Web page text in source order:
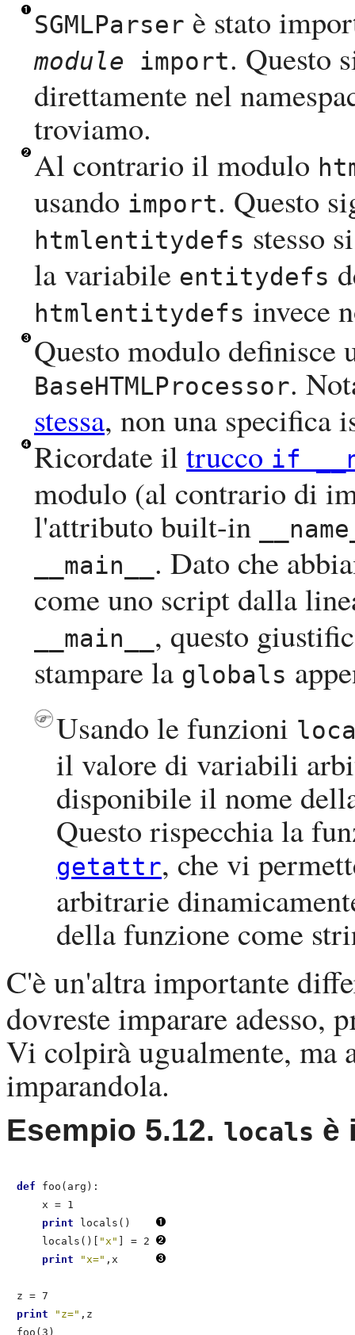
SGMLParser è stato
module import. Questo
direttamente nel
troviamo.
Al contrario il modulo
usando import. Questo
htmlentitydefs stesso
la variabile entitydefs
htmlentitydefs invece
Questo modulo definisce
BaseHTMLProcessor.
stessa, non una specifica
Ricordate il trucco if
modulo (al contrario di
l'attributo built-in
__main__ . Dato che
come uno script dalla
__main__ , questo
stampare la globals
Usando le funzioni
il valore di variabili
disponibile il nome
Questo rispecchia la
getattr, che vi
arbitrarie
della funzione come
C'è un'altra importante
dovreste imparare adesso,
Vi colpirà ugualmente, ma
imparandola.
Esempio 5.12. locals è
def foo(arg):
    x = 1
print locals()
    locals()[
"x"
] = 2
print
"x=" ,x
print
"z=" ,z
foo(3)